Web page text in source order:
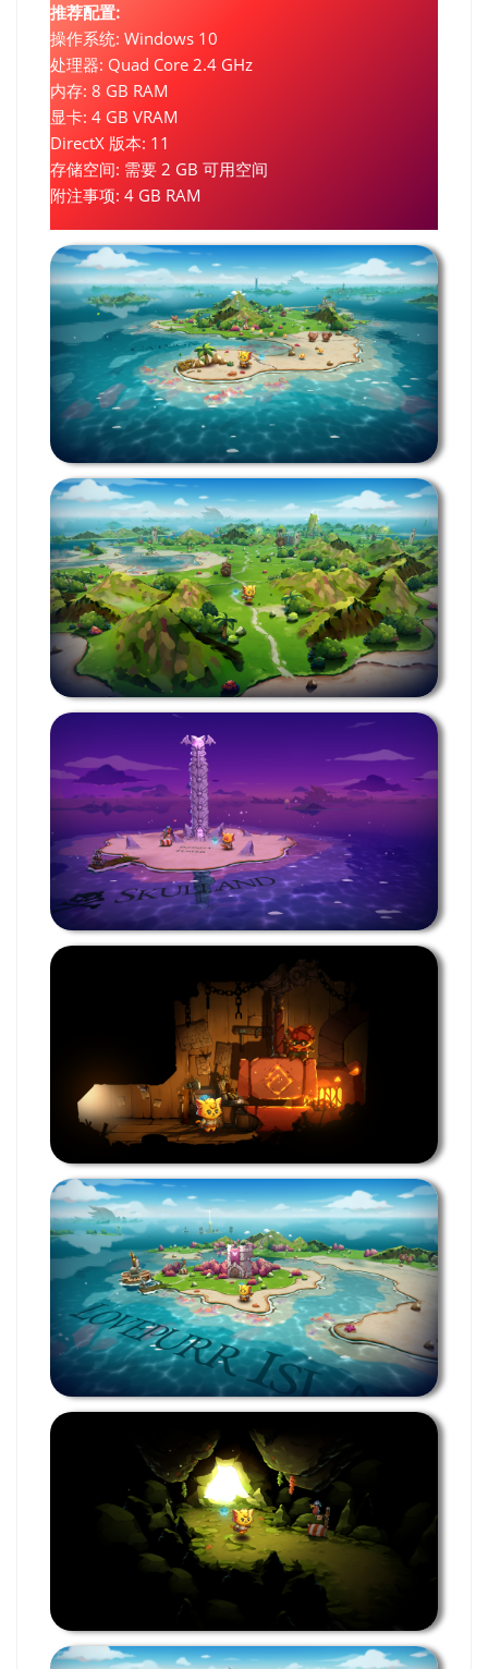
推荐配置:
操作系统: Windows 10
处理器: Quad Core 2.4 GHz
内存: 8 GB RAM
显卡: 4 GB VRAM
DirectX 版本: 11
存储空间: 需要 2 GB 可用空间
附注事项: 4 GB RAM